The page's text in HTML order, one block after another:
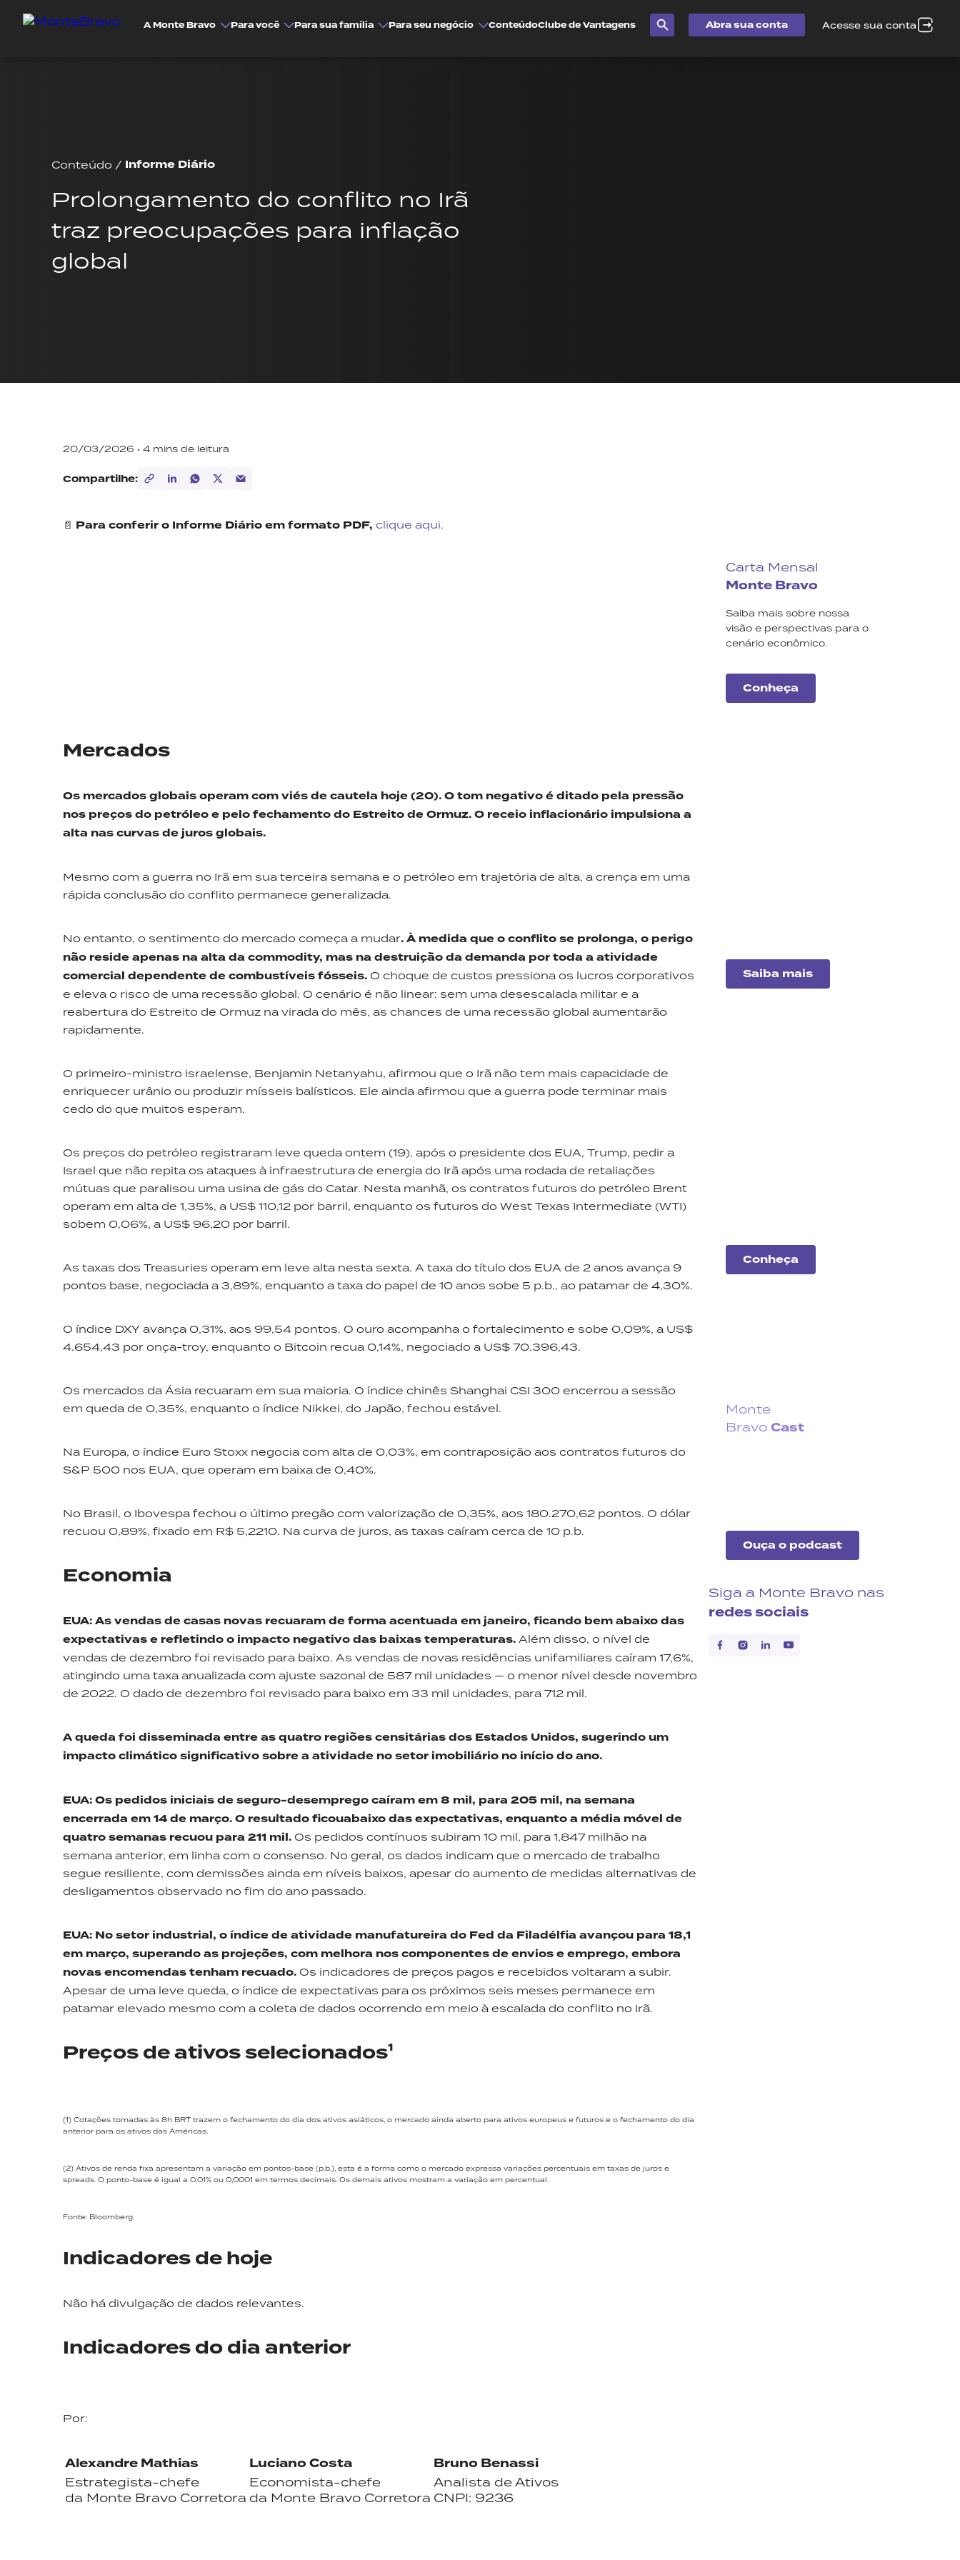
A Monte Bravo Para você Para sua família Para seu negócio ConteúdoClube de Vantagens Abra sua conta Acesse sua conta
Conteúdo / Informe Diário
Prolongamento do conflito no Irã
traz preocupações para inflação
global
20/03/2026 • 4 mins de leitura
Compartilhe:
📄 Para conferir o Informe Diário em formato PDF, clique aqui.
Mercados
Os mercados globais operam com viés de cautela hoje (20). O tom negativo é ditado pela pressão
nos preços do petróleo e pelo fechamento do Estreito de Ormuz. O receio inflacionário impulsiona a
alta nas curvas de juros globais.
Mesmo com a guerra no Irã em sua terceira semana e o petróleo em trajetória de alta, a crença em uma
rápida conclusão do conflito permanece generalizada.
No entanto, o sentimento do mercado começa a mudar. À medida que o conflito se prolonga, o perigo
não reside apenas na alta da commodity, mas na destruição da demanda por toda a atividade
comercial dependente de combustíveis fósseis. O choque de custos pressiona os lucros corporativos
e eleva o risco de uma recessão global. O cenário é não linear: sem uma desescalada militar e a
reabertura do Estreito de Ormuz na virada do mês, as chances de uma recessão global aumentarão
rapidamente.
O primeiro-ministro israelense, Benjamin Netanyahu, afirmou que o Irã não tem mais capacidade de
enriquecer urânio ou produzir mísseis balísticos. Ele ainda afirmou que a guerra pode terminar mais
cedo do que muitos esperam.
Os preços do petróleo registraram leve queda ontem (19), após o presidente dos EUA, Trump, pedir a
Israel que não repita os ataques à infraestrutura de energia do Irã após uma rodada de retaliações
mútuas que paralisou uma usina de gás do Catar. Nesta manhã, os contratos futuros do petróleo Brent
operam em alta de 1,35%, a US$ 110,12 por barril, enquanto os futuros do West Texas Intermediate (WTI)
sobem 0,06%, a US$ 96,20 por barril.
As taxas dos Treasuries operam em leve alta nesta sexta. A taxa do título dos EUA de 2 anos avança 9
pontos base, negociada a 3,89%, enquanto a taxa do papel de 10 anos sobe 5 p.b., ao patamar de 4,30%.
O índice DXY avança 0,31%, aos 99,54 pontos. O ouro acompanha o fortalecimento e sobe 0,09%, a US$
4.654,43 por onça-troy, enquanto o Bitcoin recua 0,14%, negociado a US$ 70.396,43.
Os mercados da Ásia recuaram em sua maioria. O índice chinês Shanghai CSI 300 encerrou a sessão
em queda de 0,35%, enquanto o índice Nikkei, do Japão, fechou estável.
Na Europa, o índice Euro Stoxx negocia com alta de 0,03%, em contraposição aos contratos futuros do
S&P 500 nos EUA, que operam em baixa de 0,40%.
No Brasil, o Ibovespa fechou o último pregão com valorização de 0,35%, aos 180.270,62 pontos. O dólar
recuou 0,89%, fixado em R$ 5,2210. Na curva de juros, as taxas caíram cerca de 10 p.b.
Economia
EUA: As vendas de casas novas recuaram de forma acentuada em janeiro, ficando bem abaixo das
expectativas e refletindo o impacto negativo das baixas temperaturas. Além disso, o nível de
vendas de dezembro foi revisado para baixo. As vendas de novas residências unifamiliares caíram 17,6%,
atingindo uma taxa anualizada com ajuste sazonal de 587 mil unidades — o menor nível desde novembro
de 2022. O dado de dezembro foi revisado para baixo em 33 mil unidades, para 712 mil.
A queda foi disseminada entre as quatro regiões censitárias dos Estados Unidos, sugerindo um
impacto climático significativo sobre a atividade no setor imobiliário no início do ano.
EUA: Os pedidos iniciais de seguro-desemprego caíram em 8 mil, para 205 mil, na semana
encerrada em 14 de março. O resultado ficouabaixo das expectativas, enquanto a média móvel de
quatro semanas recuou para 211 mil. Os pedidos contínuos subiram 10 mil, para 1,847 milhão na
semana anterior, em linha com o consenso. No geral, os dados indicam que o mercado de trabalho
segue resiliente, com demissões ainda em níveis baixos, apesar do aumento de medidas alternativas de
desligamentos observado no fim do ano passado.
EUA: No setor industrial, o índice de atividade manufatureira do Fed da Filadélfia avançou para 18,1
em março, superando as projeções, com melhora nos componentes de envios e emprego, embora
novas encomendas tenham recuado. Os indicadores de preços pagos e recebidos voltaram a subir.
Apesar de uma leve queda, o índice de expectativas para os próximos seis meses permanece em
patamar elevado mesmo com a coleta de dados ocorrendo em meio à escalada do conflito no Irã.
Preços de ativos selecionados¹
(1) Cotações tomadas às 8h BRT trazem o fechamento do dia dos ativos asiáticos, o mercado ainda aberto para ativos europeus e futuros e o fechamento do dia
anterior para os ativos das Américas.
(2) Ativos de renda fixa apresentam a variação em pontos-base (p.b.), esta é a forma como o mercado expressa variações percentuais em taxas de juros e
spreads. O ponto-base é igual a 0,01% ou 0,0001 em termos decimais. Os demais ativos mostram a variação em percentual.
Fonte: Bloomberg.
Indicadores de hoje
Não há divulgação de dados relevantes.
Indicadores do dia anterior
Por:
Alexandre Mathias Luciano Costa Bruno Benassi
Estrategista-chefe
da Monte Bravo Corretora
Economista-chefe
da Monte Bravo Corretora
Analista de Ativos
CNPI: 9236
Carta Mensal
Monte Bravo
Saiba mais sobre nossa
visão e perspectivas para o
cenário econômico.
Conheça
Saiba mais
Conheça
Monte
Bravo Cast
Ouça o podcast
Siga a Monte Bravo nas
redes sociais